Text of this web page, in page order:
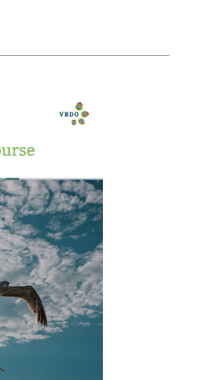
Onze leden
Team
Bestuur
& netwerken
WE DOEN